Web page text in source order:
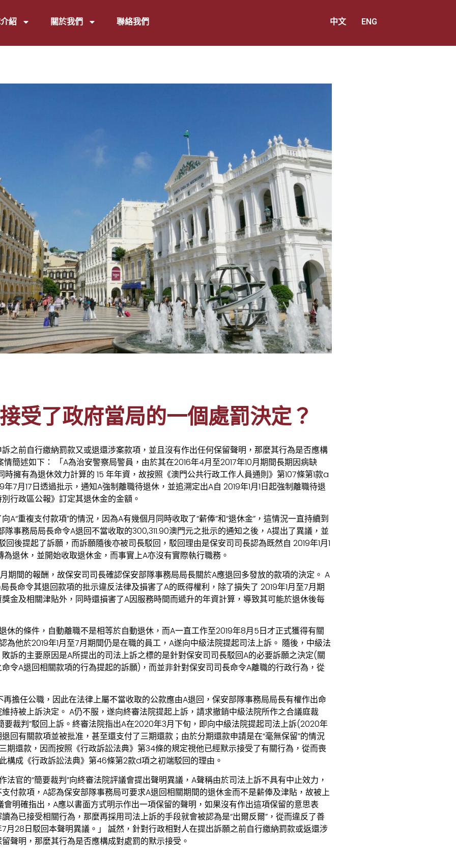
紹 關於我們 聯絡我們 中文 ENG
受了政府當局的一個處罰決定？
之前自行繳納罰款又或退還涉案款項，並且沒有作出任何保留聲明，那麼其行為是否應構
簡述如下： 「A為治安警察局警員，由於其在2016年4月至2017年10月期間長期因病缺
時擁有為退休效力計算的 15 年年資，故按照《澳門公共行政工作人員通則》第107條第1款a
7月17日透過批示，通知A強制離職待退休，並追溯定出A自 2019年1月1日起強制離職待退
行政區公報》訂定其退休金的金額。
A“重複支付款項”的情況，因為A有幾個月同時收取了“薪俸”和“退休金”，這情況一直持續到
隊事務局局長命令A退回不當收取的300,311.90澳門元之批示的通知之後，A提出了異議，並
回後提起了訴願，而訴願隨後亦被司長駁回，駁回理由是保安司司長認為既然自 2019年1月1
為退休，並開始收取退休金，而事實上A亦沒有實際執行職務。
期間的報酬，故保安司司長確認保安部隊事務局局長關於A應退回多發放的款項的決定。 A
長命令其退回款項的批示違反法律及損害了A的既得權利，除了損失了 2019年1月至7月期
金及相關津貼外，同時還損害了A因服務時間而遞升的年資計算，導致其可能於退休後每
休的條件，自動離職不是相等於自動退休，而A一直工作至2019年8月5日才正式獲得有關
為他於2019年1月至7月期間仍是在職的員工，A遂向中級法院提起司法上訴。 隨後，中級法
訴的主要原因是A所提出的司法上訴之標的是針對保安司司長駁回A的必要訴願之決定(關
令A退回相關款項的行為提起的訴願)，而並非針對保安司司長命令A離職的行政行為，從
再擔任公職，因此在法律上屬不當收取的公款應由A退回，保安部隊事務局局長有權作出命
持被上訴決定。 A仍不服，遂向終審法院提起上訴，請求撤銷中級法院所作之合議庭裁
要裁判”駁回上訴。終審法院指出A在2020年3月下旬，即向中級法院提起司法上訴(2020年
回有關款項並被批准，甚至還支付了三期還款；由於分期還款申請是在“毫無保留”的情況
期還款，因而按照《行政訴訟法典》第34條的規定視他已經默示接受了有關行為，從而喪
構成《行政訴訟法典》第46條第2款d項之初端駁回的理由。
法官的“簡要裁判”向終審法院評議會提出聲明異議，A聲稱由於司法上訴不具有中止效力，
付款項，A認為保安部隊事務局可要求A退回相關期間的退休金而不是薪俸及津貼，故被上
明確指出，A應以書面方式明示作出一項保留的聲明，如果沒有作出這項保留的意思表
為已接受相關行為，那麼再採用司法上訴的手段就會被認為是“出爾反爾”，從而違反了善
月28日駁回本聲明異議。」 誠然，針對行政相對人在提出訴願之前自行繳納罰款或返還涉
聲明，那麼其行為是否應構成對處罰的默示接受。